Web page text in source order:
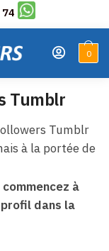
0
Tumblr
Tumblr
à la portée de
commencez à
dans la